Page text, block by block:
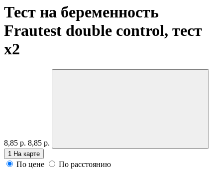
Тест на беременность
Frautest double control, тест
x2
8,85 р. 8,85 р.
1 На карте
По цене
По расстоянию